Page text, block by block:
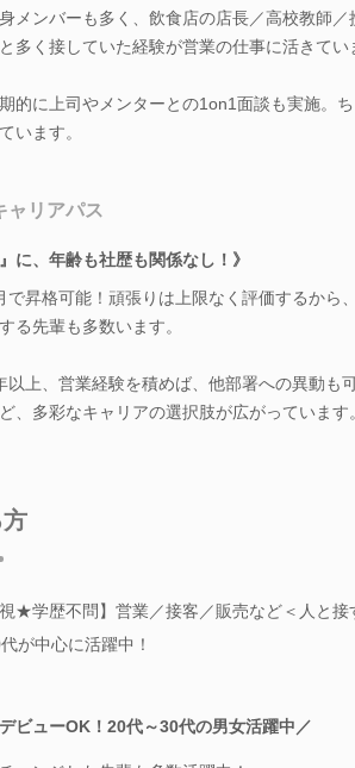
メンバーも多く、飲食店の店長／高校教師
多く接していた経験が営業の仕事に活きてい
的に上司やメンターとの1on1面談も実施。
います。
ャリアパス
』に、年齢も社歴も関係なし！》
で昇格可能！頑張りは上限なく評価するから
る先輩も多数います。
以上、営業経験を積めば、他部署への異動も
、多彩なキャリアの選択肢が広がっています。
視★学歴不問】営業／接客／販売など＜人と
が中心に活躍中！
ビューOK！20代～30代の男女活躍中／